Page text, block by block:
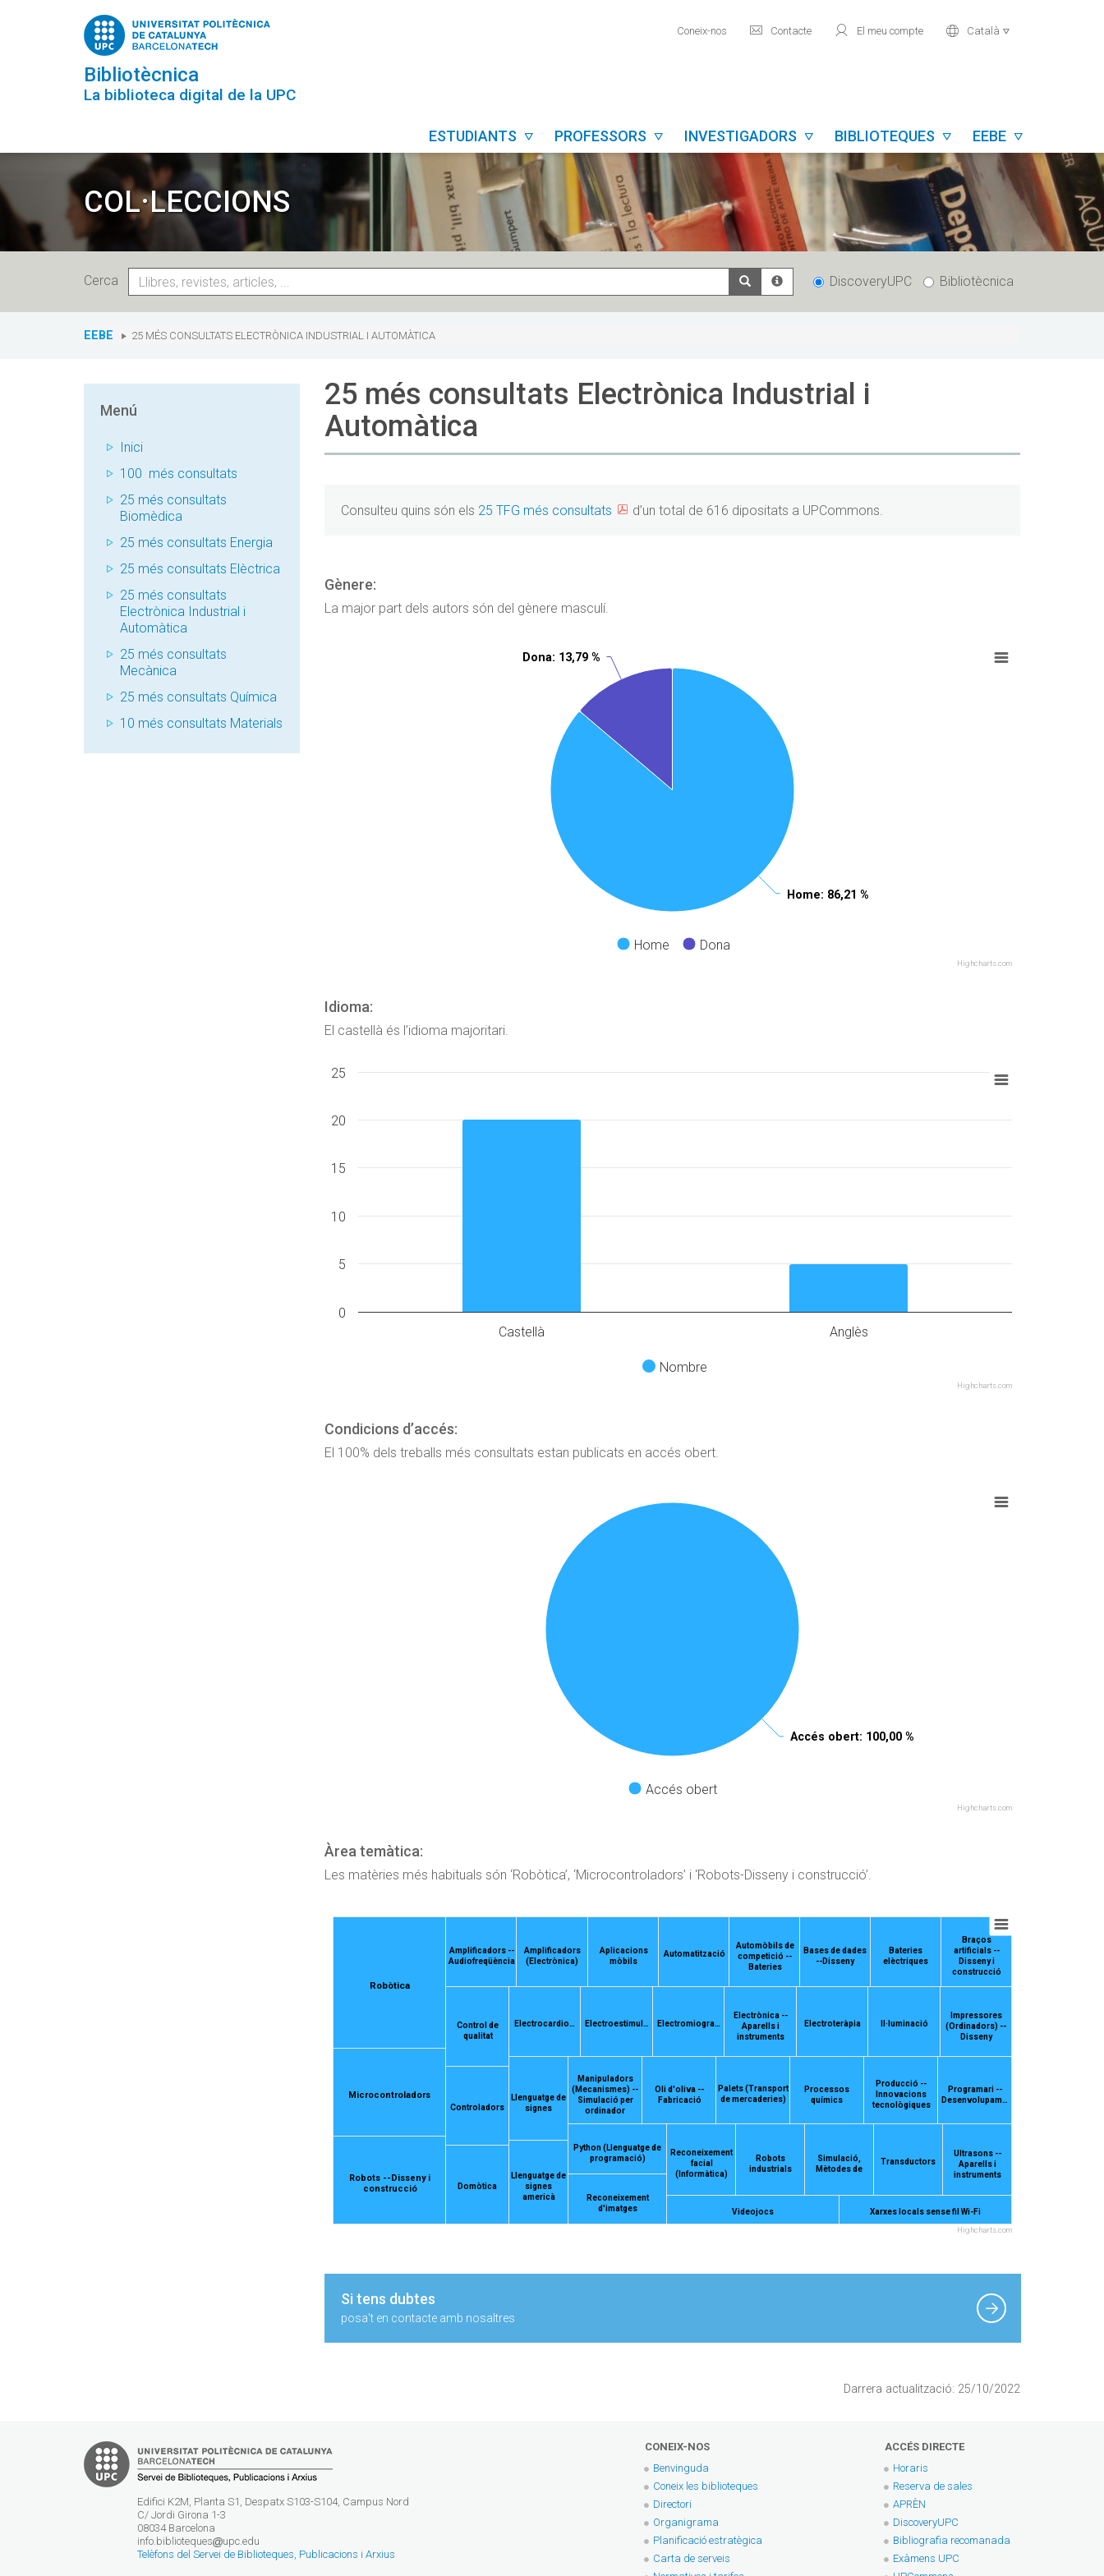
Bibliotècnica
La biblioteca digital de la UPC
Coneix-nos mail Contacte user El meu compte world Català 
ESTUDIANTS  PROFESSORS  INVESTIGADORS  BIBLIOTEQUES  EEBE 
COL·LECCIONS
Cerca DiscoveryUPC Bibliotècnica
are
EEBE 25 MÉS CONSULTATS ELECTRÒNICA INDUSTRIAL I AUTOMÀTICA
Menú
Inici
100 més consultats
25 més consultats
Biomèdica
25 més consultats Energia
25 més consultats Elèctrica
25 més consultats
Electrònica Industrial i
Automàtica
25 més consultats
Mecànica
25 més consultats Química
10 més consultats Materials
25 més consultats Electrònica Industrial i
Automàtica
Consulteu quins són els 25 TFG més consultats d’un total de 616 dipositats a UPCommons.
Gènere:
La major part dels autors són del gènere masculí.
Home: 86,21 %
Home: 86,21 %
Dona: 13,79 %
Dona: 13,79 %
Home Dona
Highcharts.com
Idioma:
El castellà és l’idioma majoritari.
Nombre
Castellà Anglès
0
5
10
15
20
25
Highcharts.com
Condicions d’accés:
El 100% dels treballs més consultats estan publicats en accés obert.
Accés obert: 100,00 %
Accés obert: 100,00 %
Accés obert
Highcharts.com
Àrea temàtica:
Les matèries més habituals són ‘Robòtica’, ‘Microcontroladors’ i ‘Robots-Disseny i construcció’.
Robòtica
Microcontroladors
Robots --Disseny i
construcció
Amplificadors --
Audiofreqüència
Amplificadors
(Electrònica)
Aplicacions
mòbils
Automatització
Automòbils de
competició --
Bateries
Bases de dades
--Disseny
Bateries
elèctriques
Braços
artificials --
Disseny i
construcció
Control de
qualitat
Controladors
Domòtica
Electrocardio… Electroestimul… Electromiogra…
Electrònica --
Aparells i
instruments
Electroteràpia Il·luminació
Impressores
(Ordinadors) --
Disseny
Llenguatge de
signes
Llenguatge de
signes
americà
Manipuladors
(Mecanismes) --
Simulació per
ordinador
Oli d'oliva --
Fabricació
Palets (Transport
de mercaderies)
Processos
químics
Producció --
Innovacions
tecnològiques
Programari --
Desenvolupam…
Python (Llenguatge de
programació)
Reconeixement
d'imatges
Reconeixement
facial
(Informàtica)
Robots
industrials
Simulació,
Mètodes de
Transductors
Ultrasons --
Aparells i
instruments
Videojocs
Xarxes locals sense fil Wi-Fi
Highcharts.com
Si tens dubtes
posa't en contacte amb nosaltres
Darrera actualització: 25/10/2022
Edifici K2M, Planta S1, Despatx S103-S104, Campus Nord
C/ Jordi Girona 1-3
08034 Barcelona
info.biblioteques
upc.edu
Telèfons del Servei de Biblioteques, Publicacions i Arxius
CONEIX-NOS
Benvinguda
Coneix les biblioteques
Directori
Organigrama
Planificació estratègica
Carta de serveis
ACCÉS DIRECTE
Horaris
Reserva de sales
APRÈN
DiscoveryUPC
Bibliografia recomanada
Exàmens UPC